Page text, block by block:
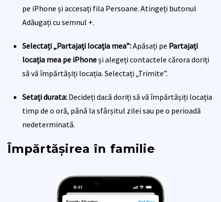
pe iPhone și accesați fila Persoane. Atingeți butonul
Adăugați cu semnul +.
Selectați „Partajați locația mea”:Apăsați pe Partajați
locația mea pe iPhoneși alegeți contactele cărora doriți
să vă împărtășiți locația. Selectați „Trimite”.
Setați durata: Decideți dacă doriți să vă împărtășiți locația
timp de o oră, până la sfârșitul zilei sau pe o perioadă
nedeterminată.
Împărtășirea în familie